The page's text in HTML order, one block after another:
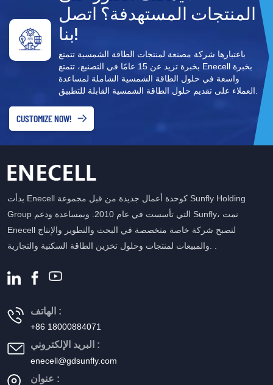
المنتجات المستهدفة؟ اتصل
بنا!
باعتبارها شركة مصنعة لمنتجات الطاقة الشمسية تتمتع
بخبرة تزيد عن 15 عامًا في التصنيع، تتمتع Enecell بخبرة
واسعة في حلول الطاقة الشمسية الشاملة لمساعدة
CUSTOMIZE NOW!
بدأت Enecell كوحدة أعمال جديدة من قبل مجموعة Sunfly Holding
Group التي تأسست في عام 2010. وبمساعدة ودعم Sunfly، نمت
Enecell لتصبح شركة خاصة متخصصة في البحث والتطوير والإنتاج
الهاتف :
+86 18000884071
البريد الإلكتروني :
enecell@gdsunfly.com
عنوان :